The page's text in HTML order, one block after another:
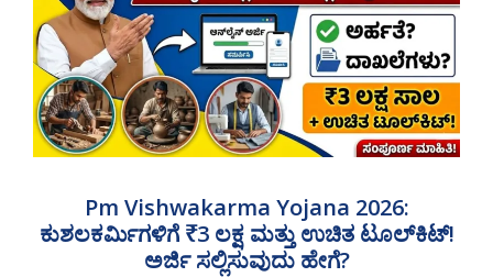
Pm Vishwakarma Yojana 2026:
ಕುಶಲಕರ್ಮಿಗಳಿಗೆ ₹3 ಲಕ್ಷ ಮತ್ತು ಉಚಿತ ಟೂಲ್‌ಕಿಟ್!
ಅರ್ಜಿ ಸಲ್ಲಿಸುವುದು ಹೇಗೆ?